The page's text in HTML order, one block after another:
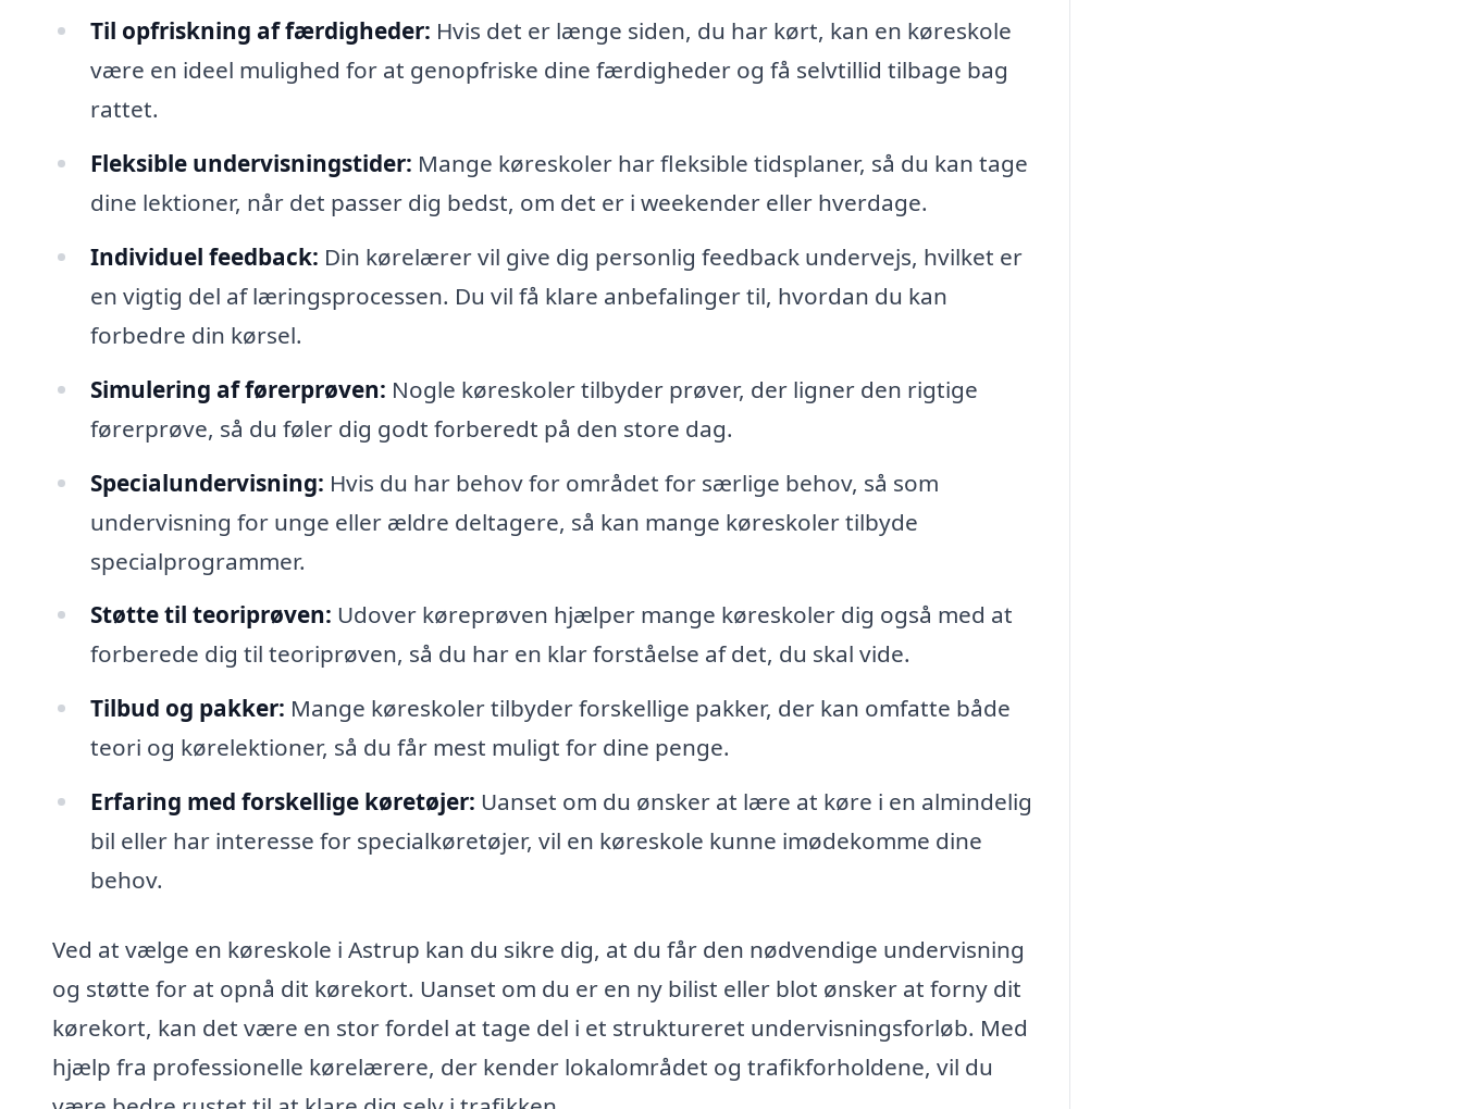
Til opfriskning af færdigheder: Hvis det er længe siden, du har kørt, kan en køreskole
være en ideel mulighed for at genopfriske dine færdigheder og få selvtillid tilbage bag
rattet.
Fleksible undervisningstider: Mange køreskoler har fleksible tidsplaner, så du kan tage
dine lektioner, når det passer dig bedst, om det er i weekender eller hverdage.
Individuel feedback: Din kørelærer vil give dig personlig feedback undervejs, hvilket er
en vigtig del af læringsprocessen. Du vil få klare anbefalinger til, hvordan du kan
forbedre din kørsel.
Simulering af førerprøven: Nogle køreskoler tilbyder prøver, der ligner den rigtige
førerprøve, så du føler dig godt forberedt på den store dag.
Specialundervisning: Hvis du har behov for området for særlige behov, så som
undervisning for unge eller ældre deltagere, så kan mange køreskoler tilbyde
specialprogrammer.
Støtte til teoriprøven: Udover køreprøven hjælper mange køreskoler dig også med at
forberede dig til teoriprøven, så du har en klar forståelse af det, du skal vide.
Tilbud og pakker: Mange køreskoler tilbyder forskellige pakker, der kan omfatte både
teori og kørelektioner, så du får mest muligt for dine penge.
Erfaring med forskellige køretøjer: Uanset om du ønsker at lære at køre i en almindelig
bil eller har interesse for specialkøretøjer, vil en køreskole kunne imødekomme dine
behov.
Ved at vælge en køreskole i Astrup kan du sikre dig, at du får den nødvendige undervisning
og støtte for at opnå dit kørekort. Uanset om du er en ny bilist eller blot ønsker at forny dit
kørekort, kan det være en stor fordel at tage del i et struktureret undervisningsforløb. Med
hjælp fra professionelle kørelærere, der kender lokalområdet og trafikforholdene, vil du